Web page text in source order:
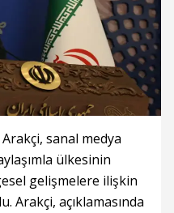
sanal medya
ülkesinin
gelişmelere ilişkin
Arakçi, açıklamasında